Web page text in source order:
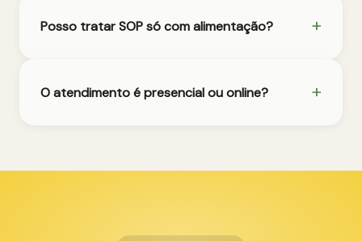
Posso tratar SOP só com alimentação?
O atendimento é presencial ou online?